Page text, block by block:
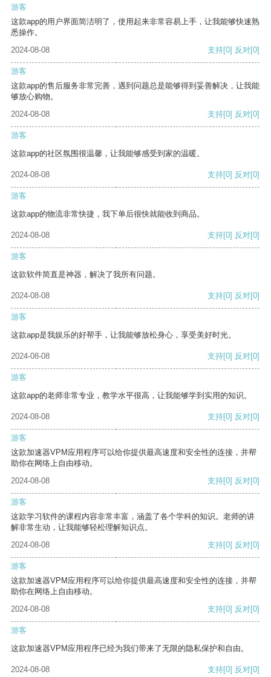
游客
这款app的用户界面简洁明了，使用起来非常容易上手，让我能够快速熟
悉操作。
2024-08-08
支持[0] 反对[0]
游客
这款app的售后服务非常完善，遇到问题总是能够得到妥善解决，让我能
够放心购物。
2024-08-08
支持[0] 反对[0]
游客
这款app的社区氛围很温馨，让我能够感受到家的温暖。
2024-08-08 支持[0] 反对[0]
游客
这款app的物流非常快捷，我下单后很快就能收到商品。
2024-08-08 支持[0] 反对[0]
游客
这款软件简直是神器，解决了我所有问题。
2024-08-08 支持[0] 反对[0]
游客
这款app是我娱乐的好帮手，让我能够放松身心，享受美好时光。
2024-08-08 支持[0] 反对[0]
游客
这款app的老师非常专业，教学水平很高，让我能够学到实用的知识。
2024-08-08 支持[0] 反对[0]
游客
这款加速器VPM应用程序可以给你提供最高速度和安全性的连接，并帮
助你在网络上自由移动。
2024-08-08
支持[0] 反对[0]
游客
这款学习软件的课程内容非常丰富，涵盖了各个学科的知识。老师的讲
解非常生动，让我能够轻松理解知识点。
2024-08-08
支持[0] 反对[0]
游客
这款加速器VPM应用程序可以给你提供最高速度和安全性的连接，并帮
助你在网络上自由移动。
2024-08-08
支持[0] 反对[0]
游客
这款加速器VPM应用程序已经为我们带来了无限的隐私保护和自由。
2024-08-08 支持[0] 反对[0]